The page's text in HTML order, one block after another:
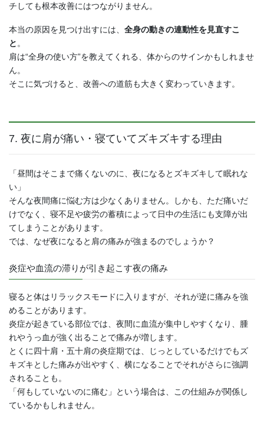
チしても根本改善にはつながりません。
本当の原因を見つけ出すには、 全身の動きの連動性を見直すこ
と 。
肩は“全身の使い方”を教えてくれる、体からのサインかもしれませ
ん。
そこに気づけると、改善への道筋も大きく変わっていきます。
7. 夜に肩が痛い・寝ていてズキズキする理由
「昼間はそこまで痛くないのに、夜になるとズキズキして眠れな
い」
そんな夜間痛に悩む方は少なくありません。しかも、ただ痛いだ
けでなく、寝不足や疲労の蓄積によって日中の生活にも支障が出
てしまうことがあります。
では、なぜ夜になると肩の痛みが強まるのでしょうか？
炎症や血流の滞りが引き起こす夜の痛み
寝ると体はリラックスモードに入りますが、それが逆に痛みを強
めることがあります。
炎症が起きている部位では、夜間に血流が集中しやすくなり、腫
れやうっ血が強く出ることで痛みが増します。
とくに四十肩・五十肩の炎症期では、じっとしているだけでもズ
キズキとした痛みが出やすく、横になることでそれがさらに強調
されることも。
「何もしていないのに痛む」という場合は、この仕組みが関係し
ているかもしれません。